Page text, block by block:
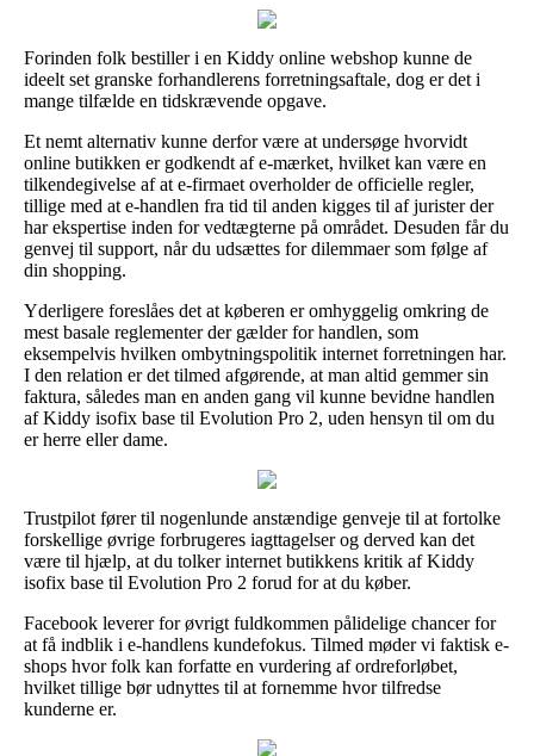
Forinden folk bestiller i en Kiddy online webshop kunne de
ideelt set granske forhandlerens forretningsaftale, dog er det i
mange tilfælde en tidskrævende opgave.
Et nemt alternativ kunne derfor være at undersøge hvorvidt
online butikken er godkendt af e-mærket, hvilket kan være en
tilkendegivelse af at e-firmaet overholder de officielle regler,
tillige med at e-handlen fra tid til anden kigges til af jurister der
har ekspertise inden for vedtægterne på området. Desuden får du
genvej til support, når du udsættes for dilemmaer som følge af
din shopping.
Yderligere foreslåes det at køberen er omhyggelig omkring de
mest basale reglementer der gælder for handlen, som
eksempelvis hvilken ombytningspolitik internet forretningen har.
I den relation er det tilmed afgørende, at man altid gemmer sin
faktura, således man en anden gang vil kunne bevidne handlen
af Kiddy isofix base til Evolution Pro 2, uden hensyn til om du
er herre eller dame.
Trustpilot fører til nogenlunde anstændige genveje til at fortolke
forskellige øvrige forbrugeres iagttagelser og derved kan det
være til hjælp, at du tolker internet butikkens kritik af Kiddy
isofix base til Evolution Pro 2 forud for at du køber.
Facebook leverer for øvrigt fuldkommen pålidelige chancer for
at få indblik i e-handlens kundefokus. Tilmed møder vi faktisk e-
shops hvor folk kan forfatte en vurdering af ordreforløbet,
hvilket tillige bør udnyttes til at fornemme hvor tilfredse
kunderne er.